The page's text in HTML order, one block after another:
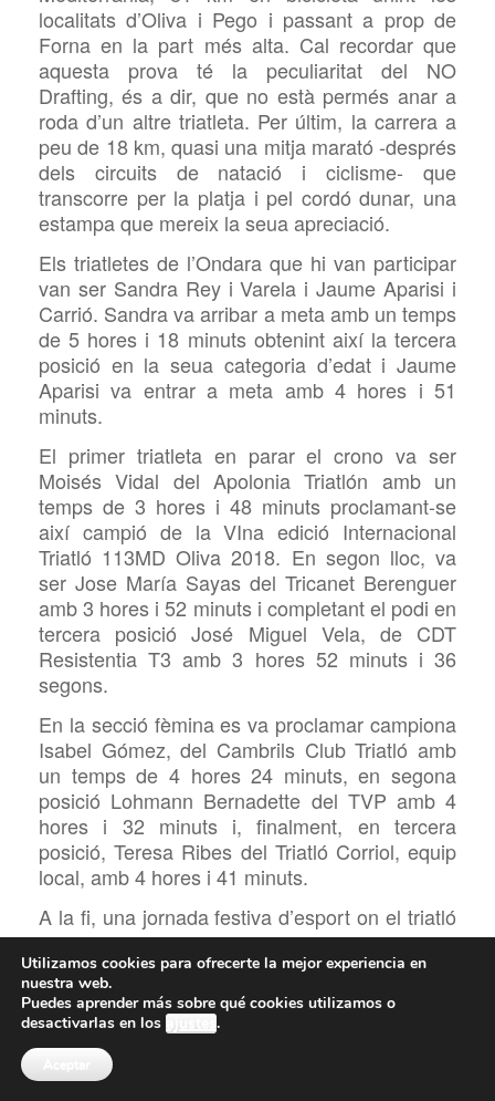
localitats d’Oliva i Pego i passant a prop de
Forna en la part més alta. Cal recordar que
aquesta prova té la peculiaritat del NO
Drafting, és a dir, que no està permés anar a
roda d’un altre triatleta. Per últim, la carrera a
peu de 18 km, quasi una mitja marató -després
dels circuits de natació i ciclisme- que
transcorre per la platja i pel cordó dunar, una
estampa que mereix la seua apreciació.
Els triatletes de l’Ondara que hi van participar
van ser Sandra Rey i Varela i Jaume Aparisi i
Carrió. Sandra va arribar a meta amb un temps
de 5 hores i 18 minuts obtenint així la tercera
posició en la seua categoria d’edat i Jaume
Aparisi va entrar a meta amb 4 hores i 51
minuts.
El primer triatleta en parar el crono va ser
Moisés Vidal del Apolonia Triatlón amb un
temps de 3 hores i 48 minuts proclamant-se
així campió de la VIna edició Internacional
Triatló 113MD Oliva 2018. En segon lloc, va
ser Jose María Sayas del Tricanet Berenguer
amb 3 hores i 52 minuts i completant el podi en
tercera posició José Miguel Vela, de CDT
Resistentia T3 amb 3 hores 52 minuts i 36
segons.
En la secció fèmina es va proclamar campiona
Isabel Gómez, del Cambrils Club Triatló amb
un temps de 4 hores 24 minuts, en segona
posició Lohmann Bernadette del TVP amb 4
hores i 32 minuts i, finalment, en tercera
posició, Teresa Ribes del Triatló Corriol, equip
local, amb 4 hores i 41 minuts.
A la fi, una jornada festiva d’esport on el triatló
una vegada més es va fer ressò i on l’Ondara
Tri-Esport va estar present en la prova de
localitat veïna olivera. Una prova organitzada
pel Club Triatló Oliva i el mateix Ajuntament
enfilant-se així cap a la 30na edició del pròxim i
arxiconegut Triatló d’Oliva de setembre, la
Utilizamos cookies para ofrecerte la mejor experiencia en
nuestra web.
Puedes aprender más sobre qué cookies utilizamos o
desactivarlas en los ajustes.